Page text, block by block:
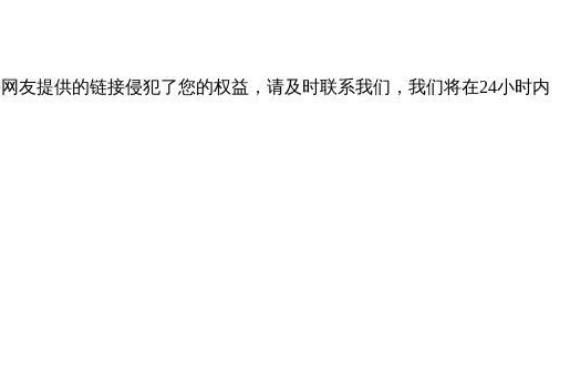
友提供的链接侵犯了您的权益，请及时联系我们，我们将在24小时内